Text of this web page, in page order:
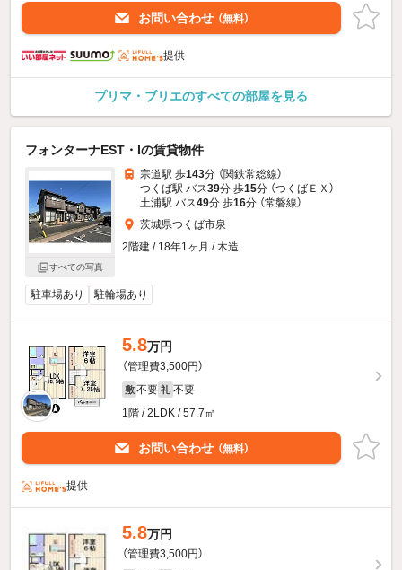
お問い合わせ （無料）
提供
プリマ・ブリエのすべての部屋を見る
フォンターナEST・Iの賃貸物件
すべての写真
宗道駅 歩143分 （関鉄常総線）
つくば駅 バス39分 歩15分 （つくばＥＸ）
土浦駅 バス49分 歩16分 （常磐線）
茨城県つくば市泉
2階建 / 18年1ヶ月 / 木造
駐車場あり 駐輪場あり
5.8万円
（管理費3,500円）
敷 不要 礼 不要
1階 / 2LDK / 57.7㎡
お問い合わせ （無料）
提供
5.8万円
（管理費3,500円）